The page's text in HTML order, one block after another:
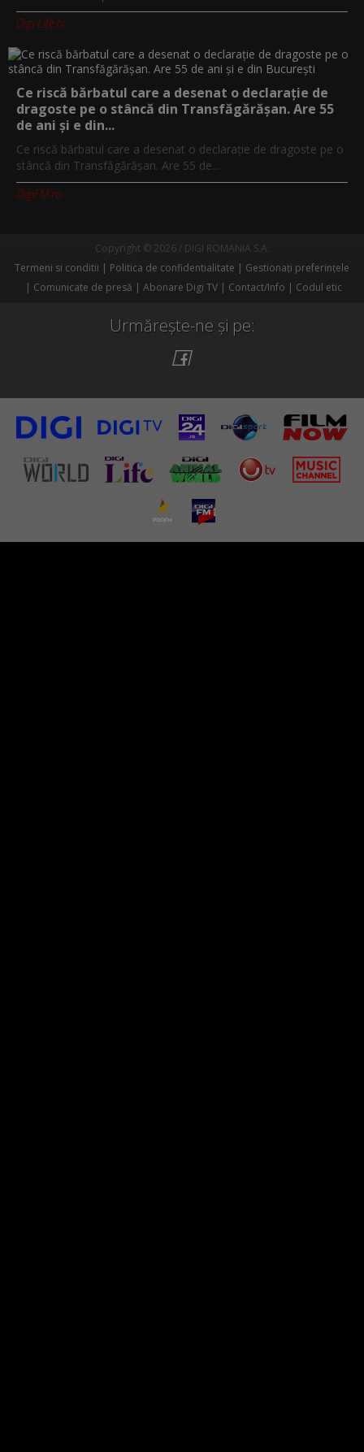
Digi-Life.tv
Ce riscă bărbatul care a desenat o declarație de
dragoste pe o stâncă din Transfăgărășan. Are 55
de ani și e din...
Ce riscă bărbatul care a desenat o declarație de dragoste pe o
stâncă din Transfăgărășan. Are 55 de...
DigiFM.ro
Copyright © 2026 / DIGI ROMANIA S.A.
Termeni si conditii
Politica de confidentialitate
Gestionați preferințele
Comunicate de presă
Abonare Digi TV Contact/Info Codul etic
Urmărește-ne și pe: